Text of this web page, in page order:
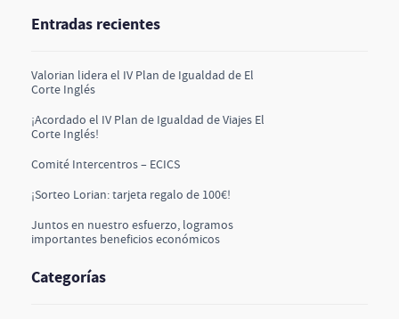
Entradas recientes
Valorian lidera el IV Plan de Igualdad de El
Corte Inglés
¡Acordado el IV Plan de Igualdad de Viajes El
Corte Inglés!
Comité Intercentros – ECICS
¡Sorteo Lorian: tarjeta regalo de 100€!
Juntos en nuestro esfuerzo, logramos
importantes beneficios económicos
Categorías